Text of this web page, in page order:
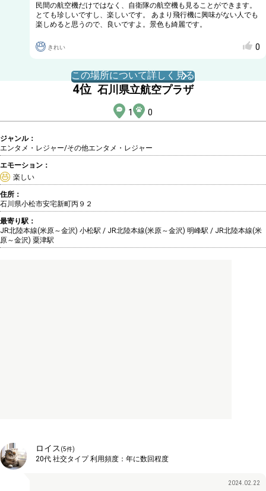
民間の航空機だけではなく、自衛隊の航空機も見ることができます。
とても珍しいですし、楽しいです。 あまり飛行機に興味がない人でも
楽しめると思うので、良いですよ。景色も綺麗です。
きれい 0
この場所について詳しく見る
4位 石川県立航空プラザ
1 0
ジャンル：
エンタメ・レジャー/その他エンタメ・レジャー
エモーション：
楽しい
住所：
石川県小松市安宅新町丙９２
最寄り駅：
JR北陸本線(米原～金沢) 小松駅 / JR北陸本線(米原～金沢) 明峰駅 / JR北陸本線(米
原～金沢) 粟津駅
ロイス (5件)
20代 社交タイプ利用頻度： 年に数回程度
2024.02.22